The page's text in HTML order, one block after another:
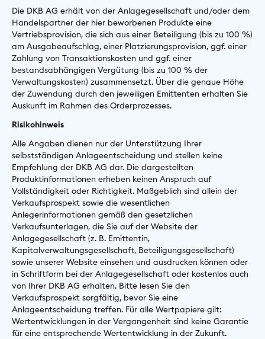
Die DKB AG erhält von der Anlagegesellschaft und/oder dem
Handelspartner der hier beworbenen Produkte eine
Vertriebsprovision, die sich aus einer Beteiligung (bis zu 100 %)
am Ausgabeaufschlag, einer Platzierungsprovision, ggf. einer
Zahlung von Transaktionskosten und ggf. einer
bestandsabhängigen Vergütung (bis zu 100 % der
Verwaltungskosten) zusammensetzt. Über die genaue Höhe
der Zuwendung durch den jeweiligen Emittenten erhalten Sie
Auskunft im Rahmen des Orderprozesses.
Risikohinweis
Alle Angaben dienen nur der Unterstützung Ihrer
selbstständigen Anlageentscheidung und stellen keine
Empfehlung der DKB AG dar. Die dargestellten
Produktinformationen erheben keinen Anspruch auf
Vollständigkeit oder Richtigkeit. Maßgeblich sind allein der
Verkaufsprospekt sowie die wesentlichen
Anlegerinformationen gemäß den gesetzlichen
Verkaufsunterlagen, die Sie auf der Website der
Anlagegesellschaft (z. B. Emittentin,
Kapitalverwaltungsgesellschaft, Beteiligungsgesellschaft)
sowie unserer Website einsehen und ausdrucken können oder
in Schriftform bei der Anlagegesellschaft oder kostenlos auch
von Ihrer DKB AG erhalten. Bitte lesen Sie den
Verkaufsprospekt sorgfältig, bevor Sie eine
Anlageentscheidung treffen. Für alle Wertpapiere gilt:
Wertentwicklungen in der Vergangenheit sind keine Garantie
für eine entsprechende Wertentwicklung in der Zukunft.